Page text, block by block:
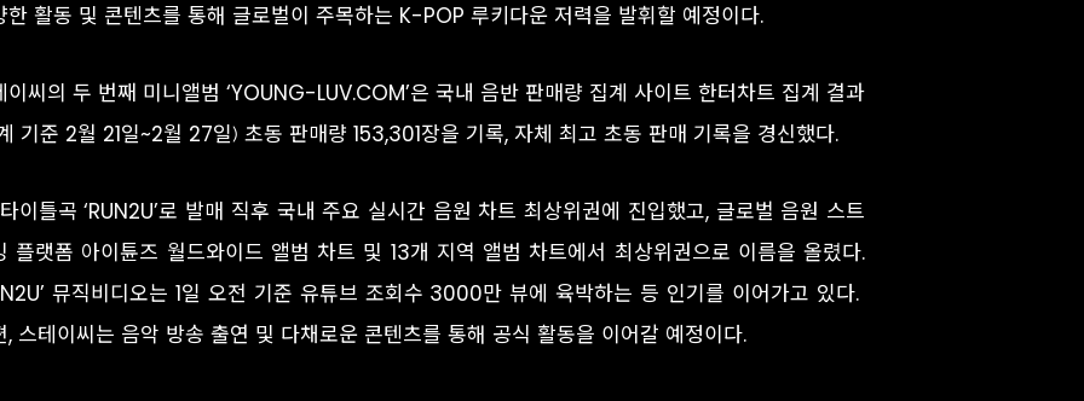
한 활동 및 콘텐츠를 통해 글로벌이 주목하는 K-POP 루키다운 저력을 발휘할 예정이다.
이씨의 두 번째 미니앨범 ‘YOUNG-LUV.COM’은 국내 음반 판매량 집계 사이트 한터차트 집계 결과
기준 2월 21일~2월 27일) 초동 판매량 153,301장을 기록, 자체 최고 초동 판매 기록을 경신했다.
이틀곡 ‘RUN2U’로 발매 직후 국내 주요 실시간 음원 차트 최상위권에 진입했고, 글로벌 음원 스트
플랫폼 아이튠즈 월드와이드 앨범 차트 및 13개 지역 앨범 차트에서 최상위권으로 이름을 올렸다.
뮤직비디오는 1일 오전 기준 유튜브 조회수 3000만 뷰에 육박하는 등 인기를 이어가고 있다.
, 스테이씨는 음악 방송 출연 및 다채로운 콘텐츠를 통해 공식 활동을 이어갈 예정이다.